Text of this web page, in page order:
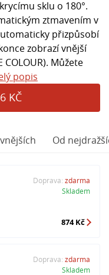
sklu o 180°.
ztmavením v
přizpůsobí
zobrazí vnější
Můžete
popis
KČ
Od
Doprava: zdarma
Skladem
874 Kč
Doprava: zdarma
Skladem